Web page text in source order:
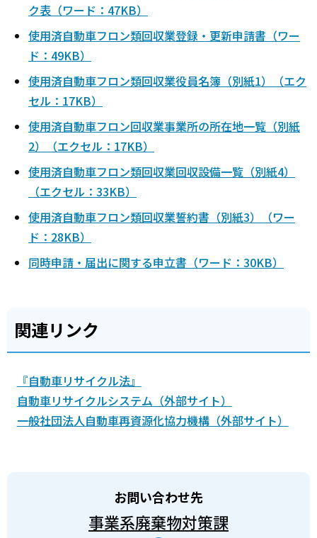
ク表（ワード：47KB）
使用済自動車フロン類回収業登録・更新申請書（ワー
ド：49KB）
使用済自動車フロン類回収業役員名簿（別紙1）（エク
セル：17KB）
使用済自動車フロン回収業事業所の所在地一覧（別紙
2）（エクセル：17KB）
使用済自動車フロン類回収業回収設備一覧（別紙4）
（エクセル：33KB）
使用済自動車フロン類回収業誓約書（別紙3）（ワー
ド：28KB）
同時申請・届出に関する申立書（ワード：30KB）
関連リンク
『自動車リサイクル法』
自動車リサイクルシステム（外部サイト）
一般社団法人自動車再資源化協力機構（外部サイト）
お問い合わせ先
事業系廃棄物対策課